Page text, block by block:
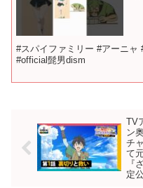
#スパイファミリー #アーニャ
#official髭男dism
TV
ン
チ
て
『
定